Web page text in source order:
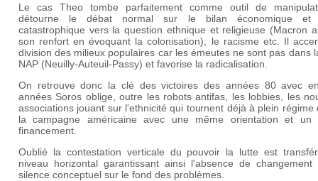
Le cas Theo tombe parfaitement comme outil de
détourne le débat normal sur le bilan économique et
catastrophique vers la question ethnique et religieuse (Macron
son renfort en évoquant la colonisation), le racisme etc. Il
division des milieux populaires car les émeutes ne sont pas dans
NAP (Neuilly-Auteuil-Passy) et favorise la radicalisation.
On retrouve donc la clé des victoires des années 80 avec
années Soros oblige, outre les robots antifas, les lobbies, les
associations jouant sur l'ethnicité qui tournent déjà à plein régime
la campagne américaine avec une même orientation et un
financement.
Oublié la contestation verticale du pouvoir la lutte est
niveau horizontal garantissant ainsi l'absence de
silence conceptuel sur le fond des problèmes.